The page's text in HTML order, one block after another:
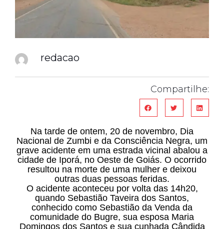
redacao
Compartilhe:
Na tarde de ontem, 20 de novembro, Dia
Nacional de Zumbi e da Consciência Negra, um
grave acidente em uma estrada vicinal abalou a
cidade de Iporá, no Oeste de Goiás. O ocorrido
resultou na morte de uma mulher e deixou
outras duas pessoas feridas.
O acidente aconteceu por volta das 14h20,
quando Sebastião Taveira dos Santos,
conhecido como Sebastião da Venda da
comunidade do Bugre, sua esposa Maria
Domingos dos Santos e sua cunhada Cândida